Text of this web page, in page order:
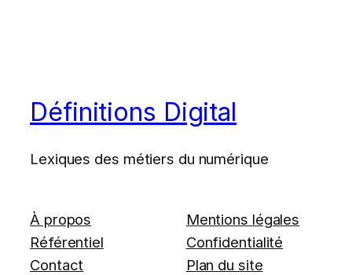
Définitions Digital
Lexiques des métiers du numérique
À propos
Référentiel
Contact
Mentions légales
Confidentialité
Plan du site